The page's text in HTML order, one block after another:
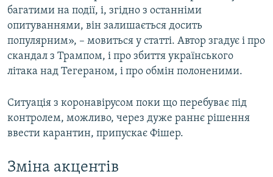
багатими на події, і, згідно з останніми
опитуваннями, він залишається досить
популярним», – мовиться у статті. Автор згадує і про
скандал з Трампом, і про збиття українського
літака над Тегераном, і про обмін полоненими.
Ситуація з коронавірусом поки що перебуває під
контролем, можливо, через дуже раннє рішення
ввести карантин, припускає Фішер.
Зміна акцентів